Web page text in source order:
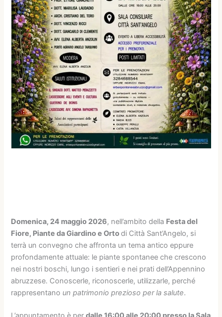
Domenica, 24 maggio 2026, nell’ambito della Festa del
Fiore, Piante da Giardino e Ortodi Città Sant’Angelo, si
terrà un convegno che affronta un tema antico eppure
profondamente attuale: le piante spontanee che crescono
nei nostri boschi, lungo i sentieri e nei prati dell’Appennino
abruzzese. Conoscerle, riconoscerle, utilizzarle, perché
rappresentano un patrimonio prezioso per la salute.